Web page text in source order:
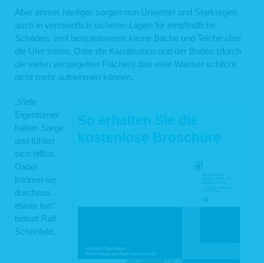
Aber immer häufiger sorgen nun Unwetter und Starkregen
auch in vermeintlich sicheren Lagen für empfindliche
Schäden, weil beispielsweise kleine Bäche und Teiche über
die Ufer treten. Oder die Kanalisation und der Boden (durch
die vielen versiegelten Flächen) das viele Wasser schlicht
nicht mehr aufnehmen können.
So erhalten Sie die
kostenlose Broschüre
„Viele
Eigentümer
haben Sorge
und fühlen
sich hilflos.
Dabei
können sie
durchaus
etwas tun“,
betont Ralf
Schönfeld,